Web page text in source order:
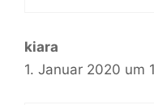
kiara
1. Januar 2020 um